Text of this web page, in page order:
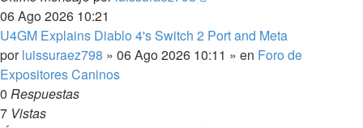
06 Ago 2026 10:21
U4GM Explains Diablo 4's Switch 2 Port and Meta
porluissuraez798 » 06 Ago 2026 10:11 » en Foro de
Expositores Caninos
0 Respuestas
7 Vistas